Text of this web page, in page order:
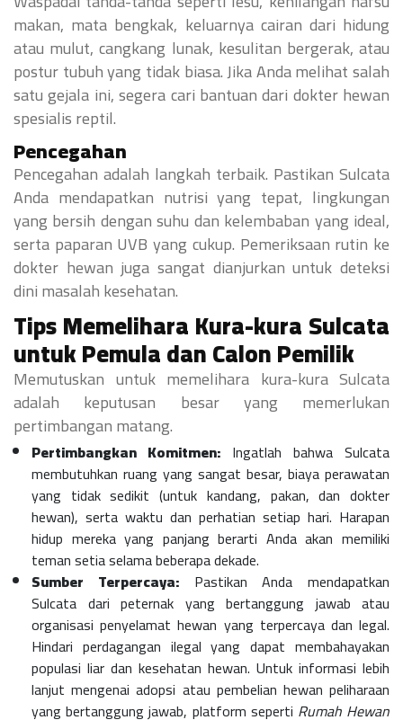
makan, mata bengkak, keluarnya cairan dari hidung
atau mulut, cangkang lunak, kesulitan bergerak, atau
postur tubuh yang tidak biasa. Jika Anda melihat salah
satu gejala ini, segera cari bantuan dari dokter hewan
spesialis reptil.
Pencegahan
Pencegahan adalah langkah terbaik. Pastikan Sulcata
Anda mendapatkan nutrisi yang tepat, lingkungan
yang bersih dengan suhu dan kelembaban yang ideal,
serta paparan UVB yang cukup. Pemeriksaan rutin ke
dokter hewan juga sangat dianjurkan untuk deteksi
dini masalah kesehatan.
Tips Memelihara Kura-kura Sulcata
untuk Pemula dan Calon Pemilik
Memutuskan untuk memelihara kura-kura Sulcata
adalah keputusan besar yang memerlukan
pertimbangan matang.
Pertimbangkan Komitmen: Ingatlah bahwa Sulcata
membutuhkan ruang yang sangat besar, biaya perawatan
yang tidak sedikit (untuk kandang, pakan, dan dokter
hewan), serta waktu dan perhatian setiap hari. Harapan
hidup mereka yang panjang berarti Anda akan memiliki
teman setia selama beberapa dekade.
Sumber Terpercaya:Pastikan Anda mendapatkan
Sulcata dari peternak yang bertanggung jawab atau
organisasi penyelamat hewan yang terpercaya dan legal.
Hindari perdagangan ilegal yang dapat membahayakan
populasi liar dan kesehatan hewan. Untuk informasi lebih
lanjut mengenai adopsi atau pembelian hewan peliharaan
yang bertanggung jawab, platform seperti Rumah Hewan